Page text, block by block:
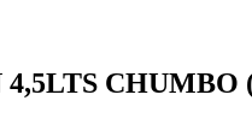
CHUMBO